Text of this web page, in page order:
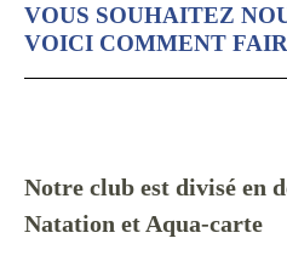
VOUS SOUHAITEZ
VOICI COMMENT
Notre club est divisé en
Natation et Aqua-carte